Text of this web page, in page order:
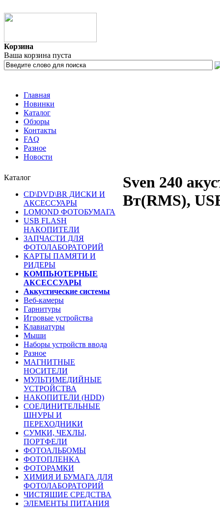
Корзина
Ваша корзина пуста
Главная
Новинки
Каталог
Обзоры
Контакты
FAQ
Разное
Новости
Каталог
CD\DVD\BR ДИСКИ И
АКСЕССУАРЫ
LOMOND ФОТОБУМАГА
USB FLASH
НАКОПИТЕЛИ
ЗАПЧАСТИ ДЛЯ
ФОТОЛАБОРАТОРИЙ
КАРТЫ ПАМЯТИ И
РИДЕРЫ
КОМПЬЮТЕРНЫЕ
АКСЕССУАРЫ
Аккустические системы
Веб-камеры
Гарнитуры
Игровые устройства
Клавиатуры
Мыши
Наборы устройств ввода
Разное
МАГНИТНЫЕ
НОСИТЕЛИ
МУЛЬТИМЕДИЙНЫЕ
УСТРОЙСТВА
НАКОПИТЕЛИ (HDD)
СОЕДИНИТЕЛЬНЫЕ
ШНУРЫ И
ПЕРЕХОДНИКИ
СУМКИ, ЧЕХЛЫ,
ПОРТФЕЛИ
ФОТОАЛЬБОМЫ
ФОТОПЛЕНКА
ФОТОРАМКИ
ХИМИЯ И БУМАГА ДЛЯ
ФОТОЛАБОРАТОРИЙ
ЧИСТЯЩИЕ СРЕДСТВА
ЭЛЕМЕНТЫ ПИТАНИЯ
Sven 240
Вт(RMS),